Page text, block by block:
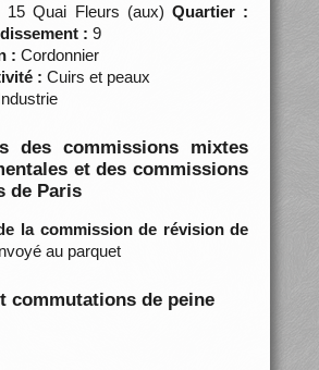
15 Quai Fleurs (aux)Quartier :
: 9
: Cordonnier
: Cuirs et peaux
des commissions mixtes
et des commissions
de Paris
la commission de révision de
au parquet
commutations de peine